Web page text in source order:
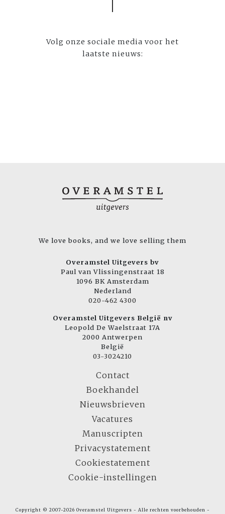
Volg onze sociale media voor het
laatste nieuws:
We love books, and we love selling them
Overamstel Uitgevers bv
Paul van Vlissingenstraat 18
1096 BK Amsterdam
Nederland
020-462 4300
Overamstel Uitgevers België nv
Leopold De Waelstraat 17A
2000 Antwerpen
België
03-3024210
Contact
Boekhandel
Nieuwsbrieven
Vacatures
Manuscripten
Privacystatement
Cookiestatement
Cookie-instellingen
Copyright © 2007-2026 Overamstel Uitgevers - Alle rechten voorbehouden -